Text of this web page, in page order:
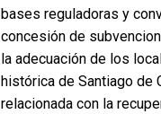
bases reguladoras y
concesión de
la adecuación de los
histórica de Santiago de
relacionada con la